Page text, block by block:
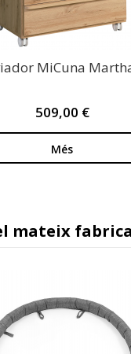
MiCuna
509,00 €
Més
mateix